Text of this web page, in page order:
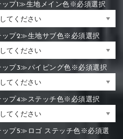
プ1≫生地メイン色※必須選択
プ2≫生地サブ色※必須選択
プ3≫パイピング色※必須選択
プ4≫ステッチ色※必須選択
プ5≫ロゴ ステッチ色※必須選